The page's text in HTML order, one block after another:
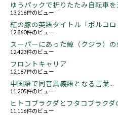
ゆうパックで折りたたみ自転車
13,216件のビュー
紅の豚の英語タイトル「ポルコ
12,860件のビュー
スーパーにあった鯨（クジラ）
12,423件のビュー
フロントキャリア
12,167件のビュー
中国語で同音異義語となる言葉...
11,205件のビュー
ヒトコブラクダとフタコブラクダ
11,116件のビュー